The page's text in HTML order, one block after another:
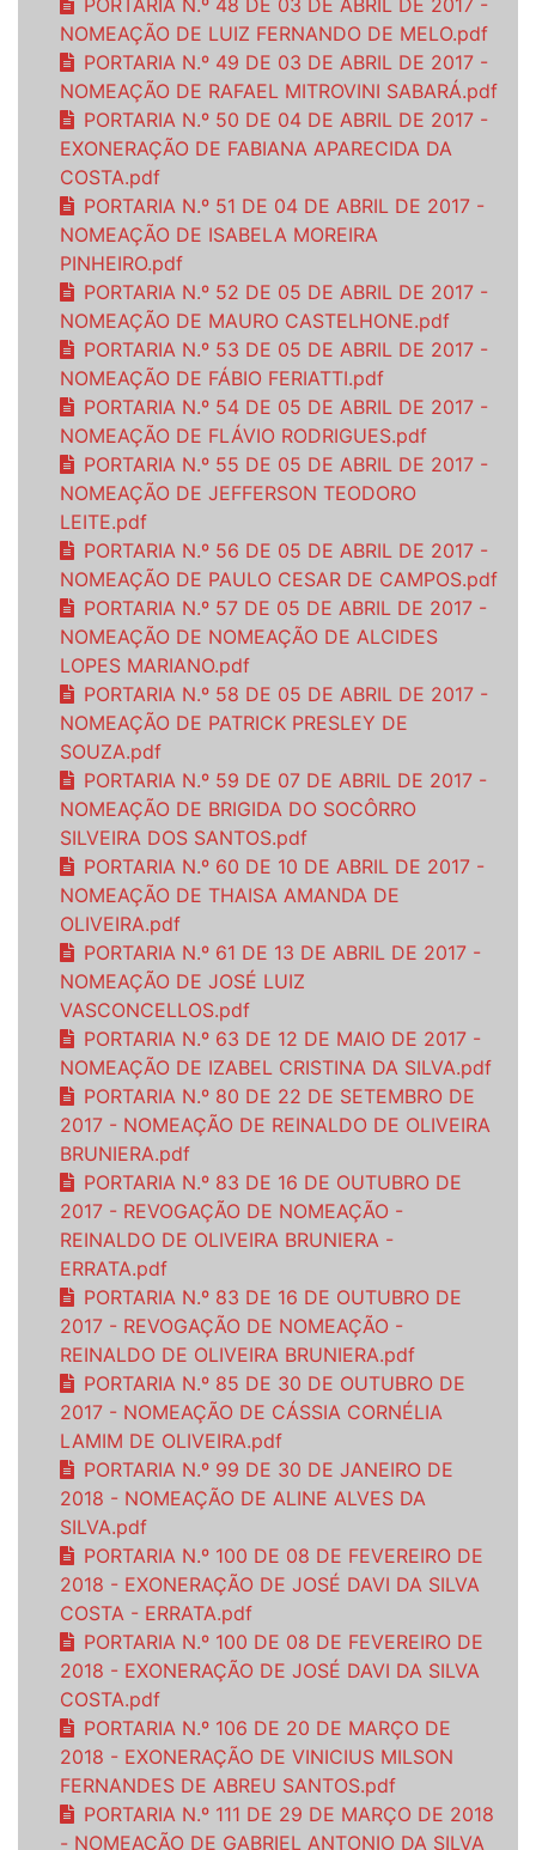
PORTARIA N.º 48 DE 03 DE ABRIL DE 2017 -
NOMEAÇÃO DE LUIZ FERNANDO DE MELO.pdf
PORTARIA N.º 49 DE 03 DE ABRIL DE 2017 -
NOMEAÇÃO DE RAFAEL MITROVINI SABARÁ.pdf
PORTARIA N.º 50 DE 04 DE ABRIL DE 2017 -
EXONERAÇÃO DE FABIANA APARECIDA DA
COSTA.pdf
PORTARIA N.º 51 DE 04 DE ABRIL DE 2017 -
NOMEAÇÃO DE ISABELA MOREIRA
PINHEIRO.pdf
PORTARIA N.º 52 DE 05 DE ABRIL DE 2017 -
NOMEAÇÃO DE MAURO CASTELHONE.pdf
PORTARIA N.º 53 DE 05 DE ABRIL DE 2017 -
NOMEAÇÃO DE FÁBIO FERIATTI.pdf
PORTARIA N.º 54 DE 05 DE ABRIL DE 2017 -
NOMEAÇÃO DE FLÁVIO RODRIGUES.pdf
PORTARIA N.º 55 DE 05 DE ABRIL DE 2017 -
NOMEAÇÃO DE JEFFERSON TEODORO
LEITE.pdf
PORTARIA N.º 56 DE 05 DE ABRIL DE 2017 -
NOMEAÇÃO DE PAULO CESAR DE CAMPOS.pdf
PORTARIA N.º 57 DE 05 DE ABRIL DE 2017 -
NOMEAÇÃO DE NOMEAÇÃO DE ALCIDES
LOPES MARIANO.pdf
PORTARIA N.º 58 DE 05 DE ABRIL DE 2017 -
NOMEAÇÃO DE PATRICK PRESLEY DE
SOUZA.pdf
PORTARIA N.º 59 DE 07 DE ABRIL DE 2017 -
NOMEAÇÃO DE BRIGIDA DO SOCÔRRO
SILVEIRA DOS SANTOS.pdf
PORTARIA N.º 60 DE 10 DE ABRIL DE 2017 -
NOMEAÇÃO DE THAISA AMANDA DE
OLIVEIRA.pdf
PORTARIA N.º 61 DE 13 DE ABRIL DE 2017 -
NOMEAÇÃO DE JOSÉ LUIZ
VASCONCELLOS.pdf
PORTARIA N.º 63 DE 12 DE MAIO DE 2017 -
NOMEAÇÃO DE IZABEL CRISTINA DA SILVA.pdf
PORTARIA N.º 80 DE 22 DE SETEMBRO DE
2017 - NOMEAÇÃO DE REINALDO DE OLIVEIRA
BRUNIERA.pdf
PORTARIA N.º 83 DE 16 DE OUTUBRO DE
2017 - REVOGAÇÃO DE NOMEAÇÃO -
REINALDO DE OLIVEIRA BRUNIERA -
ERRATA.pdf
PORTARIA N.º 83 DE 16 DE OUTUBRO DE
2017 - REVOGAÇÃO DE NOMEAÇÃO -
REINALDO DE OLIVEIRA BRUNIERA.pdf
PORTARIA N.º 85 DE 30 DE OUTUBRO DE
2017 - NOMEAÇÃO DE CÁSSIA CORNÉLIA
LAMIM DE OLIVEIRA.pdf
PORTARIA N.º 99 DE 30 DE JANEIRO DE
2018 - NOMEAÇÃO DE ALINE ALVES DA
SILVA.pdf
PORTARIA N.º 100 DE 08 DE FEVEREIRO DE
2018 - EXONERAÇÃO DE JOSÉ DAVI DA SILVA
COSTA - ERRATA.pdf
PORTARIA N.º 100 DE 08 DE FEVEREIRO DE
2018 - EXONERAÇÃO DE JOSÉ DAVI DA SILVA
COSTA.pdf
PORTARIA N.º 106 DE 20 DE MARÇO DE
2018 - EXONERAÇÃO DE VINICIUS MILSON
FERNANDES DE ABREU SANTOS.pdf
PORTARIA N.º 111 DE 29 DE MARÇO DE 2018
- NOMEAÇÃO DE GABRIEL ANTONIO DA SILVA